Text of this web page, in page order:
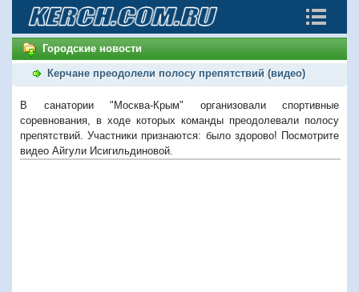
Городские новости
Керчане преодолели полосу препятствий (видео)
В санатории "Москва-Крым" организовали спортивные
соревнования, в ходе которых команды преодолевали полосу
препятствий. Участники признаются: было здорово! Посмотрите
видео Айгули Исигильдиновой.